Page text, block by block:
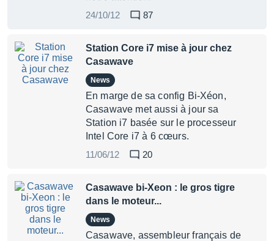
24/10/12
87
Station Core i7 mise à jour chez
Casawave
News
En marge de sa config Bi-Xéon,
Casawave met aussi à jour sa
Station i7 basée sur le processeur
Intel Core i7 à 6 cœurs.
11/06/12
20
Casawave bi-Xeon : le gros tigre
dans le moteur...
News
Casawave, assembleur français de